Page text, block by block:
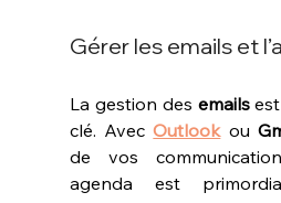
Gérer les emails et
La gestion des emails est
clé. Avec Outlook ou
de vos
agenda est